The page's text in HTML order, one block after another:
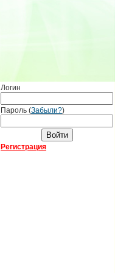
Логин
Пароль (Забыли?)
Регистрация